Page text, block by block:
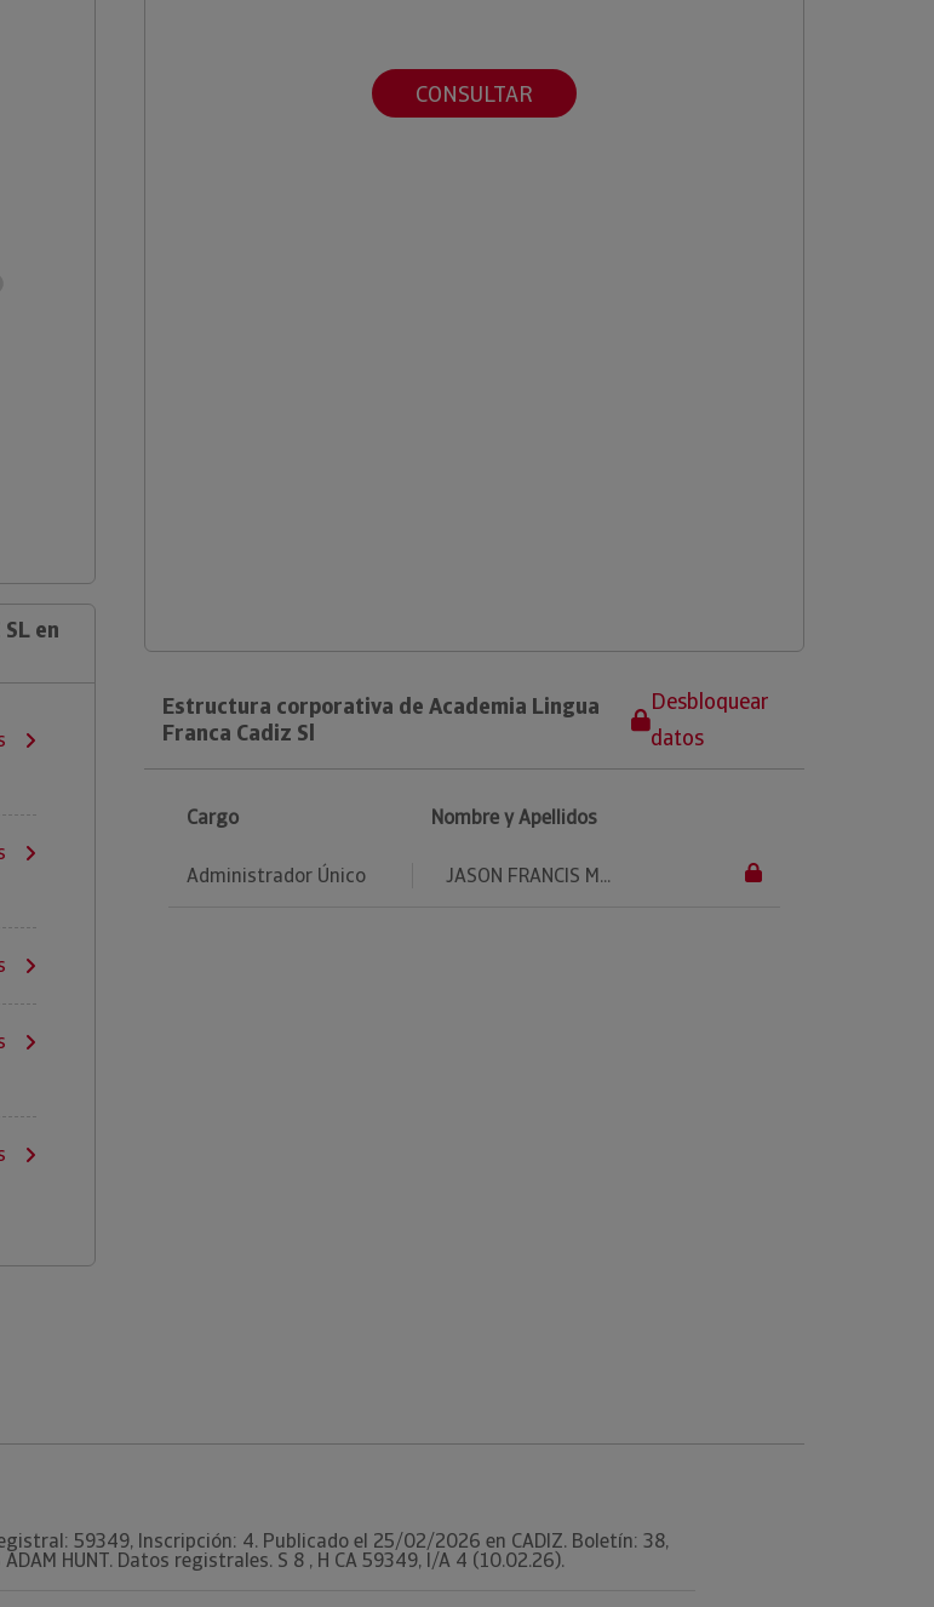
en
CONSULTAR
Estructura corporativa de Academia Lingua
Franca Cadiz Sl
Desbloquear
datos
Cargo Nombre y Apellidos
Administrador Único JASON FRANCIS M...
59349, Inscripción: 4. Publicado el 25/02/2026 en CADIZ. Boletín: 38,
ADAM HUNT. Datos registrales. S 8 , H CA 59349, I/A 4 (10.02.26).